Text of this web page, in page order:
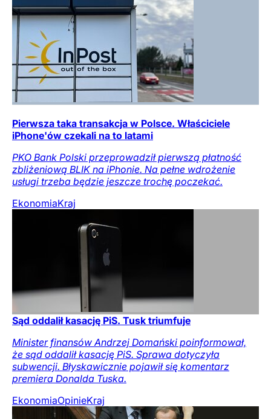
Pierwsza taka transakcja w Polsce. Właściciele
iPhone'ów czekali na to latami
PKO Bank Polski przeprowadził pierwszą płatność
zbliżeniową BLIK na iPhonie. Na pełne wdrożenie
usługi trzeba będzie jeszcze trochę poczekać.
EkonomiaKraj
Sąd oddalił kasację PiS. Tusk triumfuje
Minister finansów Andrzej Domański poinformował,
że sąd oddalił kasację PiS. Sprawa dotyczyła
subwencji. Błyskawicznie pojawił się komentarz
premiera Donalda Tuska.
EkonomiaOpinieKraj